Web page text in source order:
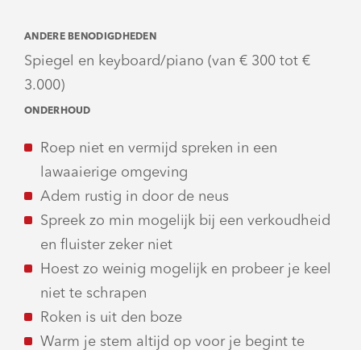
ANDERE BENODIGDHEDEN
Spiegel en keyboard/piano (van € 300 tot €
3.000)
ONDERHOUD
Roep niet en vermijd spreken in een
lawaaierige omgeving
Adem rustig in door de neus
Spreek zo min mogelijk bij een verkoudheid
en fluister zeker niet
Hoest zo weinig mogelijk en probeer je keel
niet te schrapen
Roken is uit den boze
Warm je stem altijd op voor je begint te